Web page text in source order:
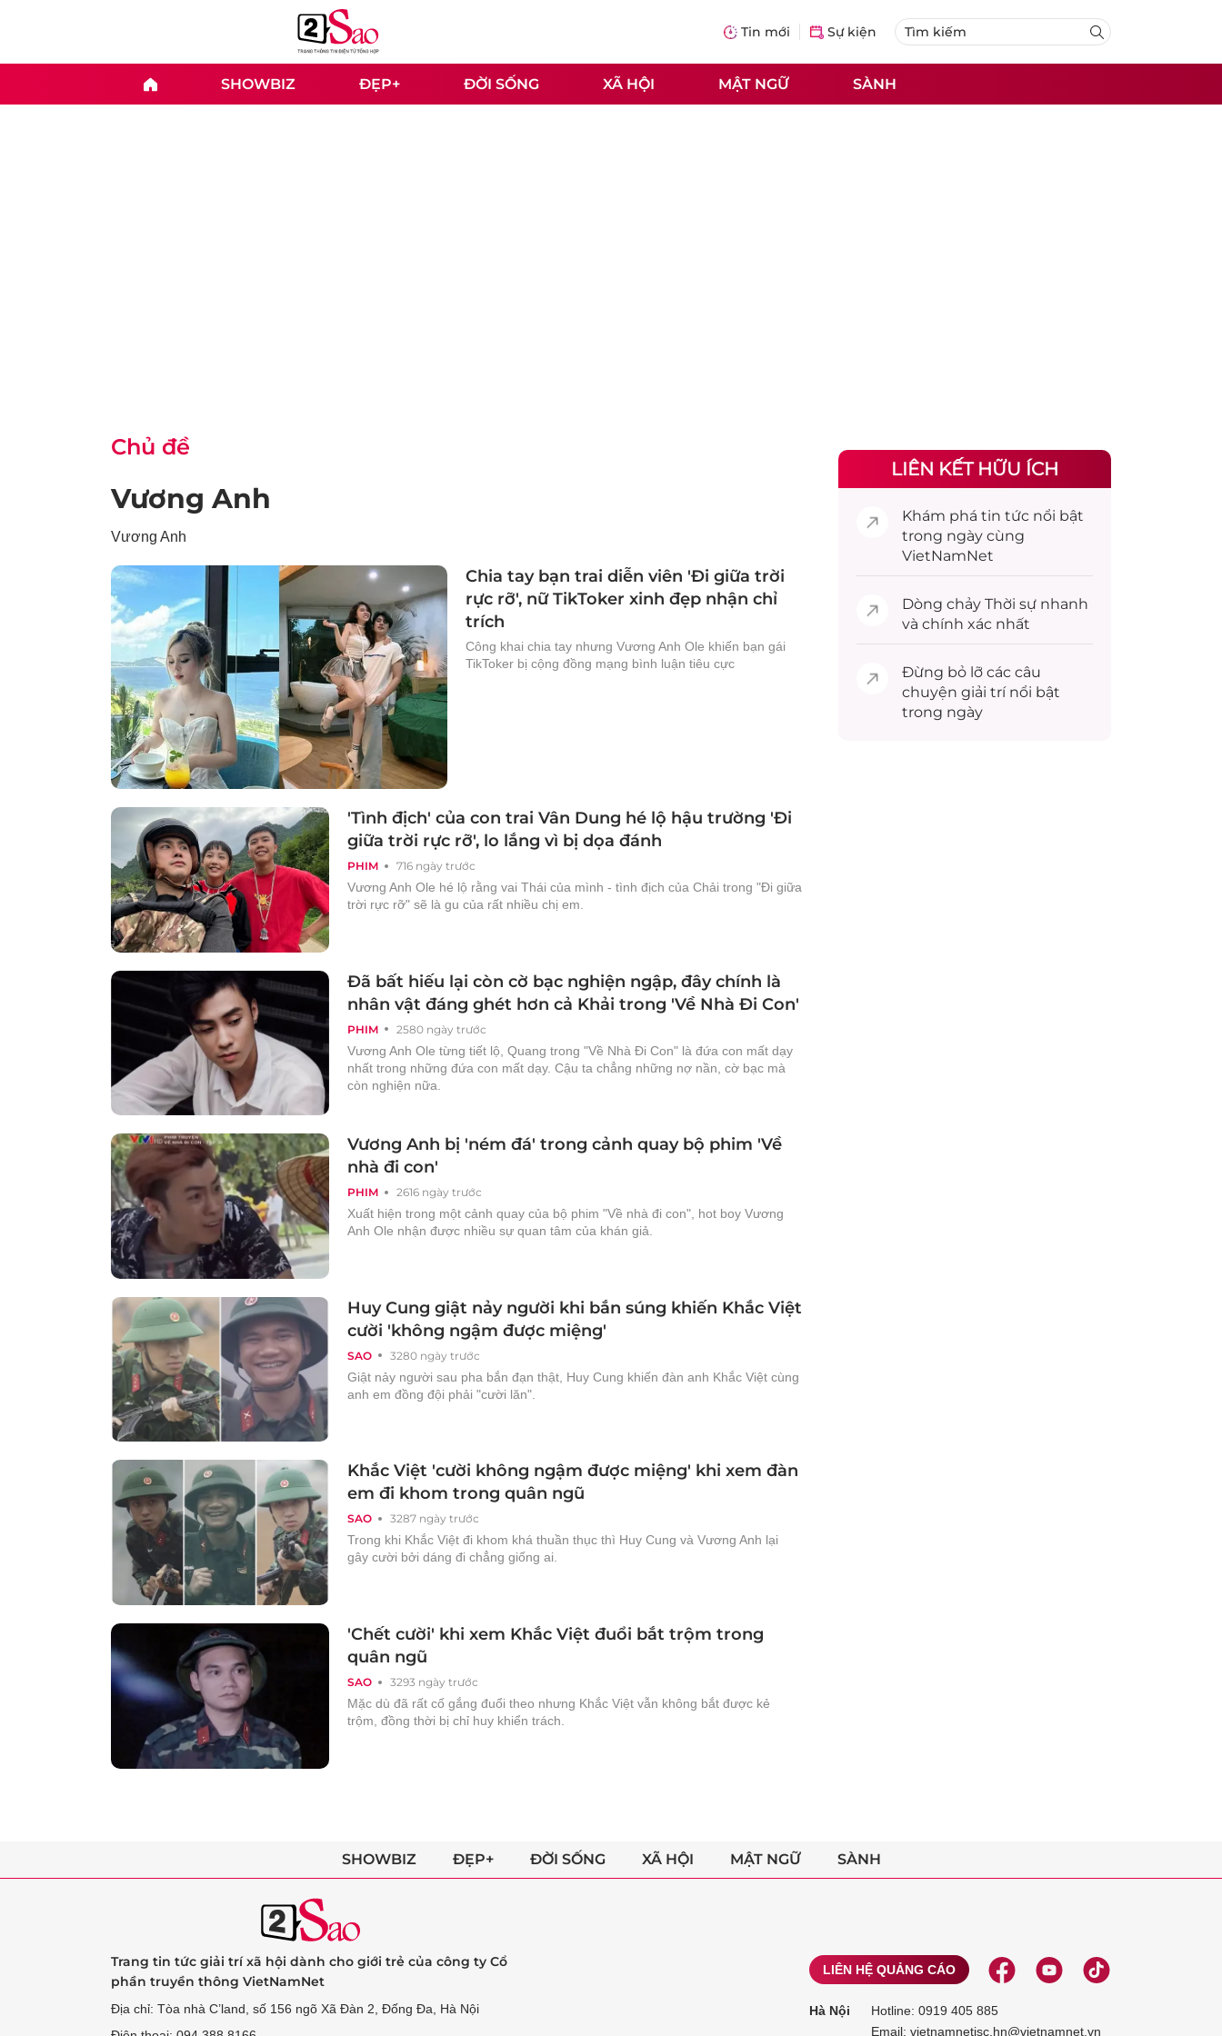
Tin mới Sự kiện
SHOWBIZ ĐẸP+ ĐỜI SỐNG XÃ HỘI MẬT NGỮ SÀNH
Chủ đề
Vương Anh
Vương Anh
Chia tay bạn trai diễn viên 'Đi giữa trời
rực rỡ', nữ TikToker xinh đẹp nhận chỉ
trích
Công khai chia tay nhưng Vương Anh Ole khiến bạn gái
TikToker bị cộng đồng mạng bình luận tiêu cực
PHIM 716 ngày trước
'Tình địch' của con trai Vân Dung hé lộ hậu trường 'Đi
giữa trời rực rỡ', lo lắng vì bị dọa đánh
Vương Anh Ole hé lộ rằng vai Thái của mình - tình địch của Chải trong "Đi giữa
trời rực rỡ" sẽ là gu của rất nhiều chị em.
PHIM 2580 ngày trước
Đã bất hiếu lại còn cờ bạc nghiện ngập, đây chính là
nhân vật đáng ghét hơn cả Khải trong 'Về Nhà Đi Con'
Vương Anh Ole từng tiết lộ, Quang trong "Về Nhà Đi Con" là đứa con mất dạy
nhất trong những đứa con mất dạy. Cậu ta chẳng những nợ nần, cờ bạc mà
còn nghiện nữa.
PHIM 2616 ngày trước
Vương Anh bị 'ném đá' trong cảnh quay bộ phim 'Về
nhà đi con'
Xuất hiện trong một cảnh quay của bộ phim "Về nhà đi con", hot boy Vương
Anh Ole nhận được nhiều sự quan tâm của khán giả.
SAO 3280 ngày trước
Huy Cung giật nảy người khi bắn súng khiến Khắc Việt
cười 'không ngậm được miệng'
Giật nảy người sau pha bắn đạn thật, Huy Cung khiến đàn anh Khắc Việt cùng
anh em đồng đội phải "cười lăn".
SAO 3287 ngày trước
Khắc Việt 'cười không ngậm được miệng' khi xem đàn
em đi khom trong quân ngũ
Trong khi Khắc Việt đi khom khá thuần thục thì Huy Cung và Vương Anh lại
gây cười bởi dáng đi chẳng giống ai.
SAO 3293 ngày trước
'Chết cười' khi xem Khắc Việt đuổi bắt trộm trong
quân ngũ
Mặc dù đã rất cố gắng đuổi theo nhưng Khắc Việt vẫn không bắt được kẻ
trộm, đồng thời bị chỉ huy khiển trách.
LIÊN KẾT HỮU ÍCH
Khám phá tin tức nổi bật
trong ngày cùng
VietNamNet
Dòng chảy Thời sự nhanh
và chính xác nhất
Đừng bỏ lỡ các câu
chuyện giải trínổi bật
trong ngày
SHOWBIZ ĐẸP+ ĐỜI SỐNG XÃ HỘI MẬT NGỮ SÀNH
Trang tin tức giải trí xã hội dành cho giới trẻ của công ty Cổ
phần truyền thông VietNamNet
Địa chỉ: Tòa nhà C’land, số 156 ngõ Xã Đàn 2, Đống Đa, Hà Nội
LIÊN HỆ QUẢNG CÁO
Hà Nội Hotline: 0919 405 885
Email: vietnamnetjsc.hn@vietnamnet.vn